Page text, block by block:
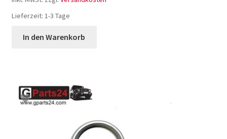
Lieferzeit: 1-3 Tage
In den Warenkorb